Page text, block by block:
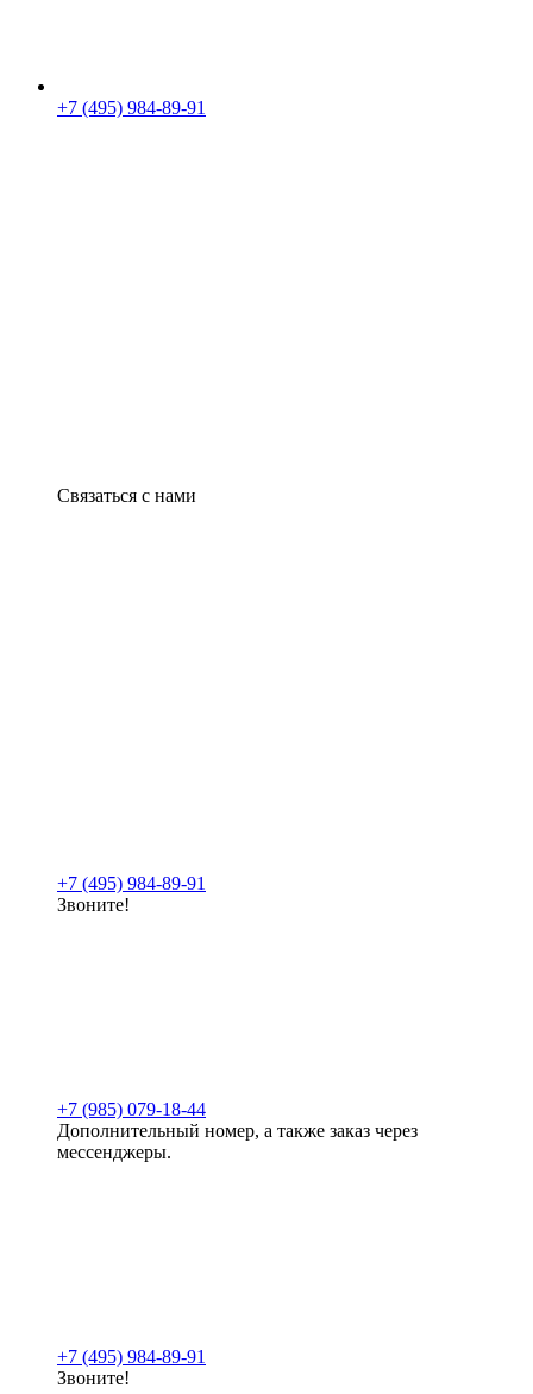
+7 (495) 984-89-91
Связаться с нами
+7 (495) 984-89-91
Звоните!
+7 (985) 079-18-44
Дополнительный номер, а также заказ через
мессенджеры.
+7 (495) 984-89-91
Звоните!